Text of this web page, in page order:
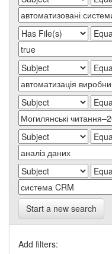
Start a new search
Add filters: